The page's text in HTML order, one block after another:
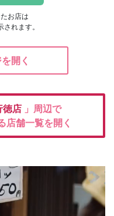
お店は
されます。
開く
徳店 」周辺で
店舗一覧を開く